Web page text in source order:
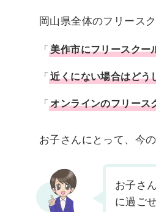
岡山県全体のフリース
「美作市にフリースクー
「近くにない場合はどう
「オンラインのフリース
お子さんにとって、今
お子さ
に過ご